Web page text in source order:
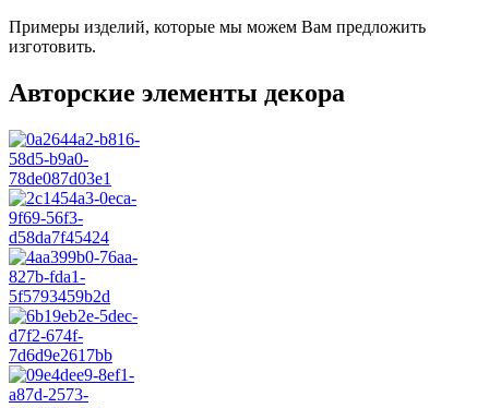
Примеры изделий, которые мы можем Вам предложить
изготовить.
Авторские элементы декора